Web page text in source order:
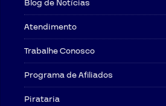
Blog de Notícias
Atendimento
Trabalhe Conosco
Programa de Afiliados
Pirataria